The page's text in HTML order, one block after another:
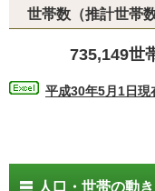
世帯数（推計世帯数
735,149世
平成30年5月1日
人口・世帯の動き